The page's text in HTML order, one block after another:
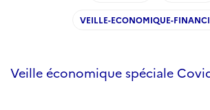
VEILLE-ECONOMIQUE-
Veille économique spéciale